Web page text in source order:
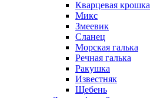
Кварцевая крошка
Микс
Змеевик
Сланец
Морская галька
Речная галька
Ракушка
Известняк
Щебень